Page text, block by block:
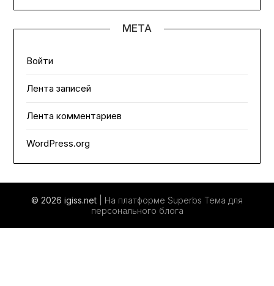
МЕТА
Войти
Лента записей
Лента комментариев
WordPress.org
© 2026 igiss.net | На платформе Superbs Тема для
персонального блога